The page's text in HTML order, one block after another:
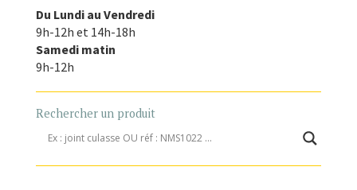
Du Lundi au Vendredi
9h-12h et 14h-18h
Samedi matin
9h-12h
Rechercher un produit